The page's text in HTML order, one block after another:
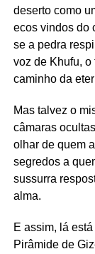
deserto como
ecos vindos do
se a pedra
voz de Khufu,
caminho da
Mas talvez o
câmaras
olhar de quem
segredos a
sussurra
alma.
E assim, lá
Pirâmide de